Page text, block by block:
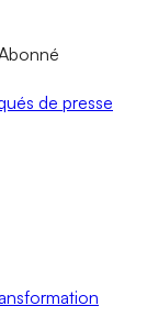
de presse